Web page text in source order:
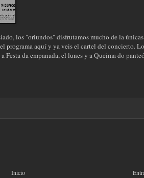
los "oriundos" disfrutamos mucho de la
programaaquíy ya veis el cartel del concierto.
da empanada, el lunes y a Queima do
Inicio